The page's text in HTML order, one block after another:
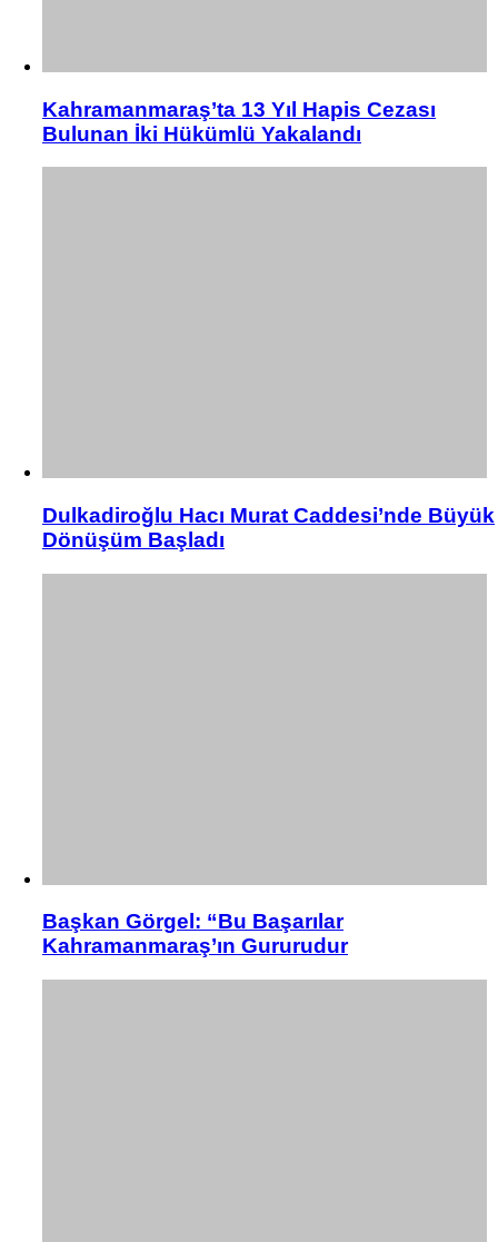
Kahramanmaraş’ta 13 Yıl Hapis Cezası
Bulunan İki Hükümlü Yakalandı
Dulkadiroğlu Hacı Murat Caddesi’nde Büyük
Dönüşüm Başladı
Başkan Görgel: “Bu Başarılar
Kahramanmaraş’ın Gururudur